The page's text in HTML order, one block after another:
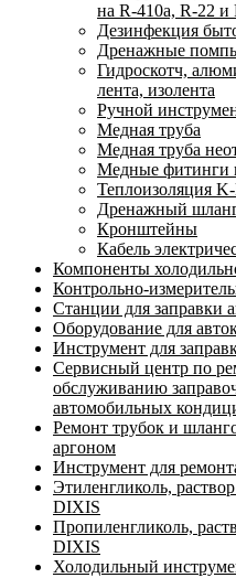
на R-410а, R-22 и
Дезинфекция
Дренажные
Гидроскотч,
лента, изолента
Ручной
Медная труба
Медная труба
Медные фитинги
Теплоизоляция
Дренажный
Кронштейны
Кабель
Компоненты
Контрольно-
Станции для заправки
Оборудование для
Инструмент для
Сервисный центр по
обслуживанию
автомобильных
Ремонт трубок и
аргоном
Инструмент для
Этиленгликоль,
DIXIS
Пропиленгликоль,
DIXIS
Холодильный